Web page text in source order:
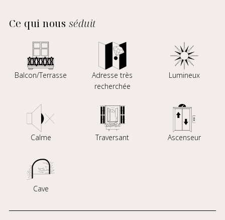
Ce qui nous séduit
Balcon/Terrasse
Adresse très
recherchée
Lumineux
Calme Traversant Ascenseur
Cave